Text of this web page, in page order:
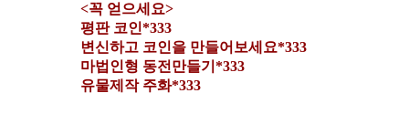
<꼭 얻으세요>
평판 코인*333
변신하고 코인을 만들어보세요*333
마법인형 동전만들기*333
유물제작 주화*333